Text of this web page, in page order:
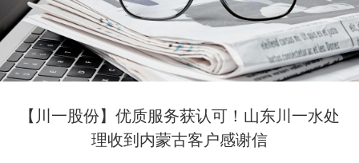
【川一股份】优质服务获认可！山东川一水处
理收到内蒙古客户感谢信